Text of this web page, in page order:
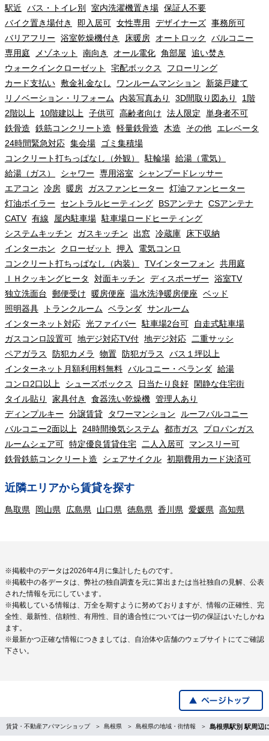
駅近
バス・トイレ別 室内洗濯機置き場 保証人不要
バイク置き場付き
即入居可 女性専用 デザイナーズ 事務所可
バリアフリー
浴室乾燥機付き 床暖房 オートロック
バルコニー
専用庭
メゾネット 南向き オール電化 角部屋
追い焚き
ウォークインクローゼット
宅配ボックス
フローリング
カード支払い 敷金礼金なし ワンルームマンション
新築戸建て
リノベーション・リフォーム
内装写真あり 3D間取り図あり
1階
2階以上
10階建以上 子供可 高齢者向け 法人限定
単身者不可
鉄骨造
鉄筋コンクリート造 軽量鉄骨造 木造 その他
エレベータ
24時間緊急対応 集会場
ゴミ集積場
コンクリート打ちっぱなし（外観）
駐輪場 給湯（電気）
給湯（ガス）
シャワー 専用浴室
シャンプードレッサー
エアコン
冷房 暖房 ガスファンヒーター
灯油ファンヒーター
灯油ボイラー
セントラルヒーティング BSアンテナ
CSアンテナ
CATV 有線 屋内駐車場 駐車場ロードヒーティング
システムキッチン
ガスキッチン 出窓 冷蔵庫
床下収納
インターホン
クローゼット 押入
電気コンロ
コンクリート打ちっぱなし（内装）
TVインターフォン
共用庭
ＩＨクッキングヒータ
対面キッチン ディスポーザー
浴室TV
独立洗面台
郵便受け 暖房便座 温水洗浄暖房便座
ベッド
照明器具
トランクルーム ベランダ サンルーム
インターネット対応 光ファイバー 駐車場2台可
自走式駐車場
ガスコンロ設置可 地デジ対応TV付 地デジ対応 二重サッシ
ペアガラス
防犯カメラ 物置 防犯ガラス
バス１坪以上
インターネット月額利用料無料 バルコニー・ベランダ 給湯
コンロ2口以上
シューズボックス 日当たり良好
閑静な住宅街
タイル貼り
家具付き 食器洗い乾燥機 管理人あり
ディンプルキー
分譲賃貸 タワーマンション
ルーフバルコニー
バルコニー2面以上 24時間換気システム 都市ガス
プロパンガス
ルームシェア可 特定優良賃貸住宅 二人入居可
マンスリー可
鉄骨鉄筋コンクリート造
シェアサイクル 初期費用カード決済可
近隣エリアから賃貸を探す
鳥取県 岡山県 広島県 山口県 徳島県 香川県 愛媛県 高知県
※掲載中のデータは2026年4月に集計したものです。
※掲載中の各データは、弊社の独自調査を元に算出または当社独自の見解、公表
された情報を元にしています。
※掲載している情報は、万全を期すように努めておりますが、情報の正確性、完
全性、最新性、信頼性、有用性、目的適合性については一切の保証はいたしかね
ます。
※最新かつ正確な情報につきましては、自治体や店舗のウェブサイトにてご確認
下さい。
賃貸・不動産アパマンショップ 島根県 島根県の地域・街情報 島根県駅別 駅周辺